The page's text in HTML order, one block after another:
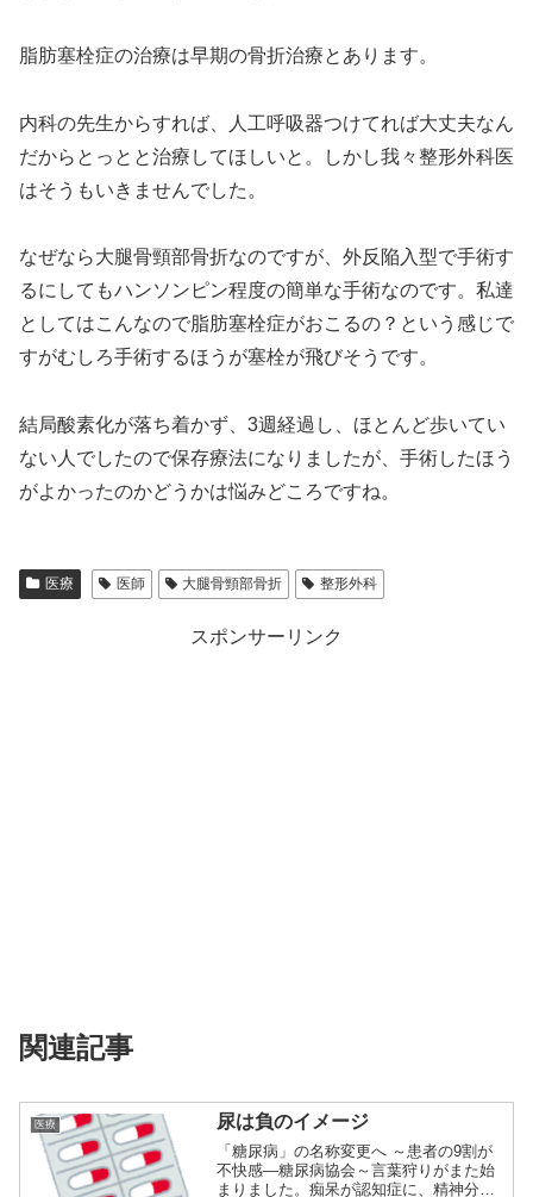
脂肪塞栓症の治療は早期の骨折治療とあります。
内科の先生からすれば、人工呼吸器つけてれば大丈夫なん
だからとっとと治療してほしいと。しかし我々整形外科医
はそうもいきませんでした。
なぜなら大腿骨頸部骨折なのですが、外反陥入型で手術す
るにしてもハンソンピン程度の簡単な手術なのです。私達
としてはこんなので脂肪塞栓症がおこるの？という感じで
すがむしろ手術するほうが塞栓が飛びそうです。
結局酸素化が落ち着かず、3週経過し、ほとんど歩いてい
ない人でしたので保存療法になりましたが、手術したほう
がよかったのかどうかは悩みどころですね。
医療 医師 大腿骨頸部骨折 整形外科
スポンサーリンク
関連記事
医療 尿は負のイメージ
「糖尿病」の名称変更へ ～患者の9割が
不快感―糖尿病協会～言葉狩りがまた始
まりました。痴呆が認知症に、精神分裂